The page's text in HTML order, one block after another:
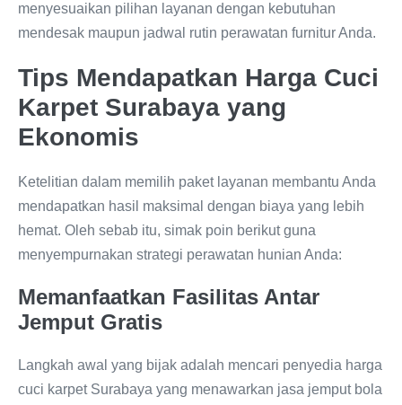
menyesuaikan pilihan layanan dengan kebutuhan
mendesak maupun jadwal rutin perawatan furnitur Anda.
Tips Mendapatkan Harga Cuci
Karpet Surabaya yang
Ekonomis
Ketelitian dalam memilih paket layanan membantu Anda
mendapatkan hasil maksimal dengan biaya yang lebih
hemat. Oleh sebab itu, simak poin berikut guna
menyempurnakan strategi perawatan hunian Anda:
Memanfaatkan Fasilitas Antar
Jemput Gratis
Langkah awal yang bijak adalah mencari penyedia harga
cuci karpet Surabaya yang menawarkan jasa jemput bola